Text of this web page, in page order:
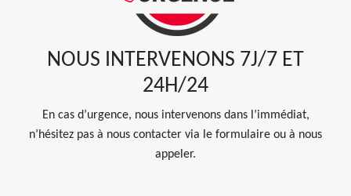
NOUS INTERVENONS 7J/7 ET
24H/24
En cas d’urgence, nous intervenons dans l’immédiat,
n’hésitez pas à nous contacter via le formulaire ou à nous
appeler.